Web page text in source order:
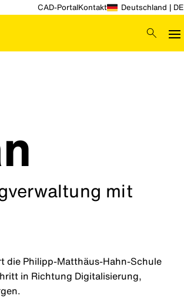
CAD-PortalKontakt Deutschland | DE
mit
die Philipp-Matthäus-Hahn-Schule
in Richtung Digitalisierung,